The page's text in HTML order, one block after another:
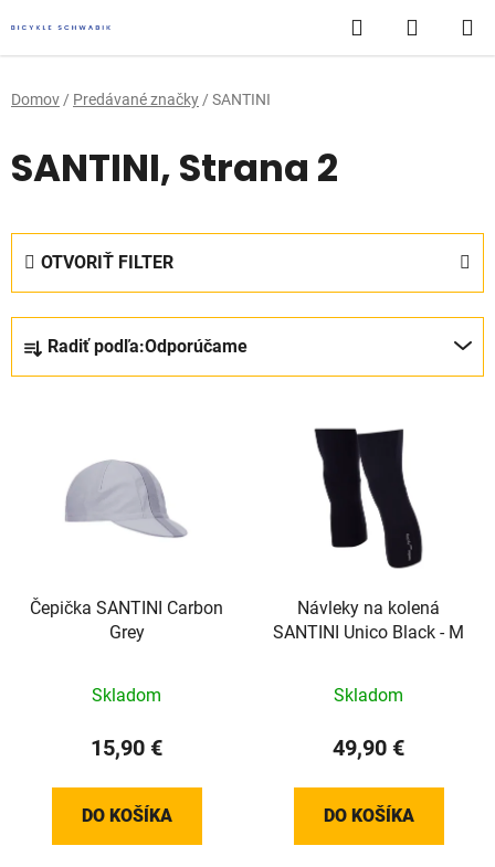
na
obsah
Hľadať
KOŠÍK
Domov / Predávané značky / SANTINI
SANTINI, Strana 2
OTVORIŤ FILTER
R
a
d
Radiť podľa:Odporúčame
Čepička SANTINI Carbon
Grey
Skladom
15,90 €
DO KOŠÍKA
Návleky na kolená
SANTINI Unico Black - M
Skladom
49,90 €
DO KOŠÍKA